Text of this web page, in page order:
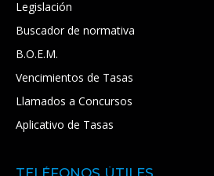
Legislación
Buscador de normativa
B.O.E.M.
Vencimientos de Tasas
Llamados a Concursos
Aplicativo de Tasas
TELÉFONOS ÚTILES